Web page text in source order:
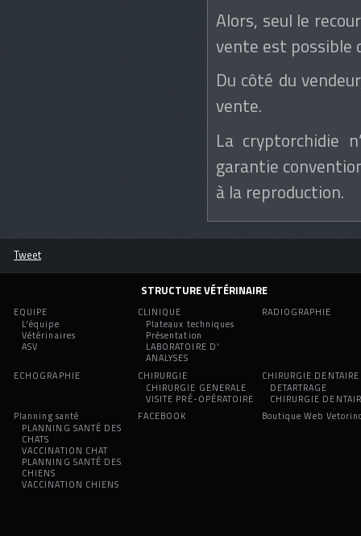
Alors, seul le
vente est possible
Du côté du
vente.
La cryptorchidie
garantie
à la reproduction.
Tweet
STRUCTURE VÉTÉRINAIRE
EQUIPE
L'équipe
Vétérinaires
ASV
CLINIQUE
Plateaux techniques
Présentation
LABORATOIRE D'
ANALYSES
RADIOGRAPHIE
ECHOGRAPHIE
CHIRURGIE
CHIRURGIE GENERALE
VISITE PRÉ-OPÉRATOIRE
CHIRURGIE DENTAIRE
DETARTRAGE
CHIRURGIE
Planning santé
PLANNING SANTÉ DES
CHATS
VACCINATION CHAT
PLANNING SANTÉ DES
CHIENS
VACCINATION CHIENS
FACEBOOK Boutique Web